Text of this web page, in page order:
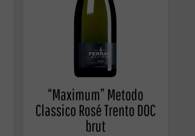
“Maximum” Metodo
Classico Rosé Trento DOC
brut